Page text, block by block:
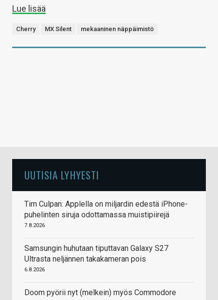
Lue lisää
Cherry MX Silent mekaaninen näppäimistö
UUTISIA LYHYESTI
Tim Culpan: Applella on miljardin edestä iPhone-
puhelinten siruja odottamassa muistipiirejä
7.8.2026
Samsungin huhutaan tiputtavan Galaxy S27
Ultrasta neljännen takakameran pois
6.8.2026
Doom pyörii nyt (melkein) myös Commodore